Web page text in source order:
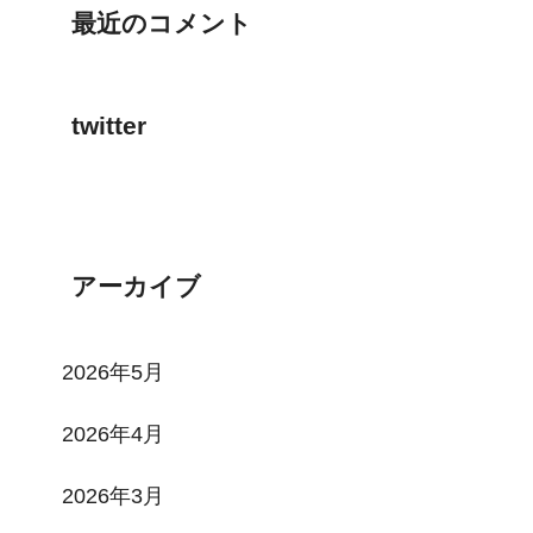
最近のコメント
twitter
アーカイブ
2026年5月
2026年4月
2026年3月